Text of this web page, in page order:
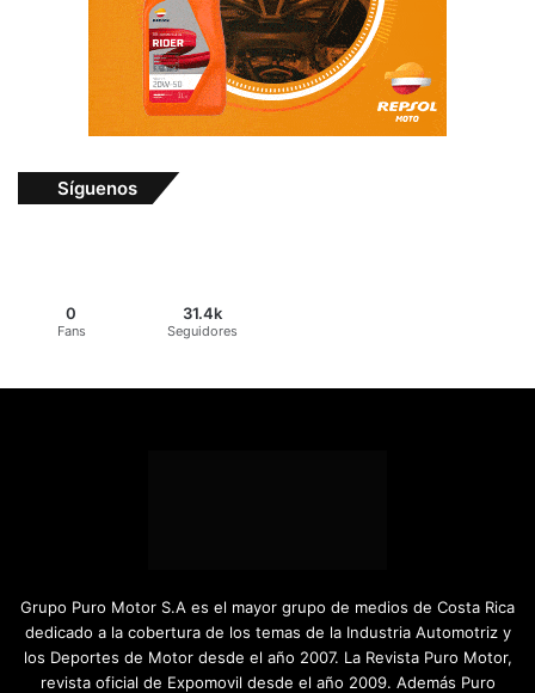
Síguenos
0
Fans
31.4k
Seguidores
Grupo Puro Motor S.A es el mayor grupo de medios de Costa Rica
dedicado a la cobertura de los temas de la Industria Automotriz y
los Deportes de Motor desde el año 2007. La Revista Puro Motor,
revista oficial de Expomovil desde el año 2009. Además Puro